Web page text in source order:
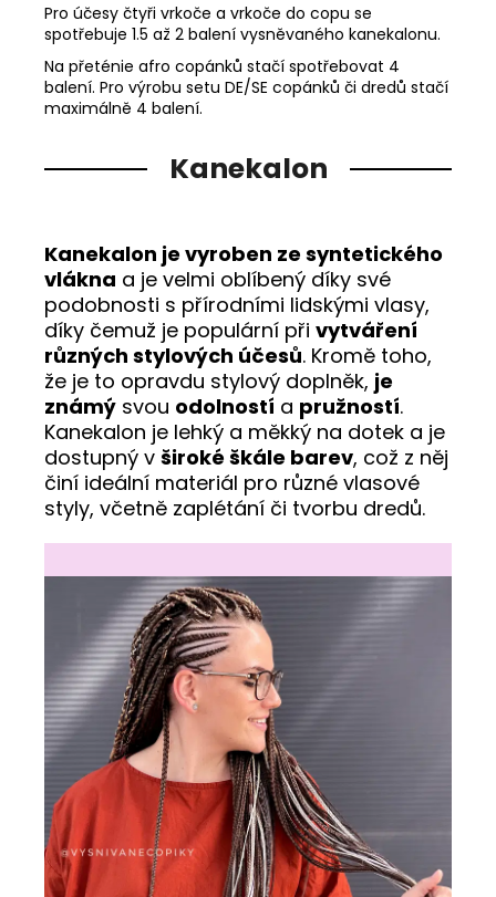
Pro účesy čtyři vrkoče a vrkoče do copu se
spotřebuje 1.5 až 2 balení vysněvaného kanekalonu.
Na přeténie afro copánků stačí spotřebovat 4
balení. Pro výrobu setu DE/SE copánků či dredů stačí
maximálně 4 balení.
Kanekalon
Kanekalon je vyroben ze syntetického
vlákna a je velmi oblíbený díky své
podobnosti s přírodními lidskými vlasy,
díky čemuž je populární při vytváření
různých stylových účesů. Kromě toho,
že je to opravdu stylový doplněk, je
známý svou odolností a pružností.
Kanekalon je lehký a měkký na dotek a je
dostupný v široké škále barev, což z něj
činí ideální materiál pro různé vlasové
styly, včetně zaplétání či tvorbu dredů.